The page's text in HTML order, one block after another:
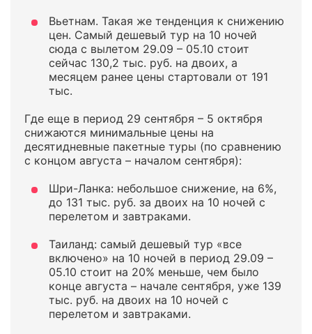
Вьетнам. Такая же тенденция к снижению
цен. Самый дешевый тур на 10 ночей
сюда с вылетом 29.09 – 05.10 стоит
сейчас 130,2 тыс. руб. на двоих, а
месяцем ранее цены стартовали от 191
тыс.
Где еще в период 29 сентября – 5 октября
снижаются минимальные цены на
десятидневные пакетные туры (по сравнению
с концом августа – началом сентября):
Шри-Ланка: небольшое снижение, на 6%,
до 131 тыс. руб. за двоих на 10 ночей с
перелетом и завтраками.
Таиланд: самый дешевый тур «все
включено» на 10 ночей в период 29.09 –
05.10 стоит на 20% меньше, чем было
конце августа – начале сентября, уже 139
тыс. руб. на двоих на 10 ночей с
перелетом и завтраками.